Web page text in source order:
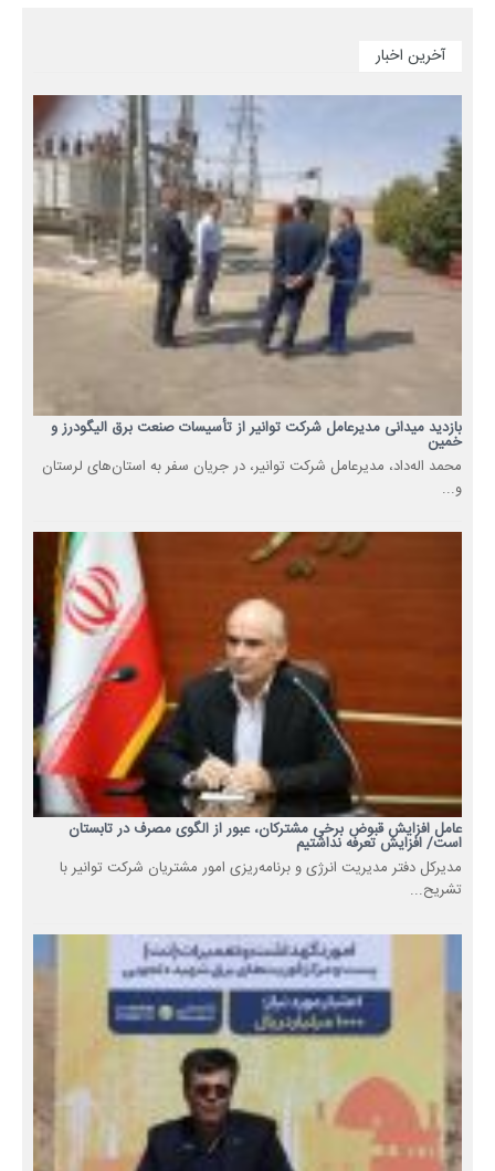
آخرین اخبار
بازدید میدانی مدیرعامل شرکت توانیر از تأسیسات صنعت برق الیگودرز و
خمین
محمد اله‌داد، مدیرعامل شرکت توانیر، در جریان سفر به استان‌های لرستان
و...
عامل افزایش قبوض برخی مشترکان، عبور از الگوی مصرف در تابستان
است/ افزایش تعرفه نداشتیم
مدیرکل دفتر مدیریت انرژی و برنامه‌ریزی امور مشتریان شرکت توانیر با
تشریح...